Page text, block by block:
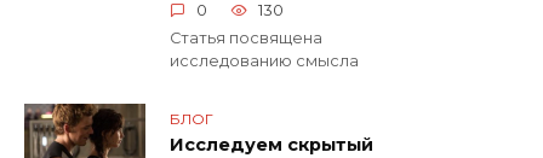
0
130
Статья посвящена
исследованию смысла
БЛОГ
Исследуем скрытый